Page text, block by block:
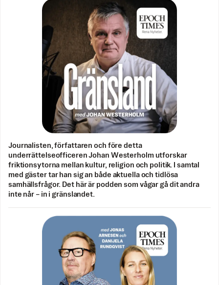
Journalisten, författaren och före detta
underrättelseofficeren Johan Westerholm utforskar
friktionsytorna mellan kultur, religion och politik. I samtal
med gäster tar han sig an både aktuella och tidlösa
samhällsfrågor. Det här är podden som vågar gå dit andra
inte når – in i gränslandet.